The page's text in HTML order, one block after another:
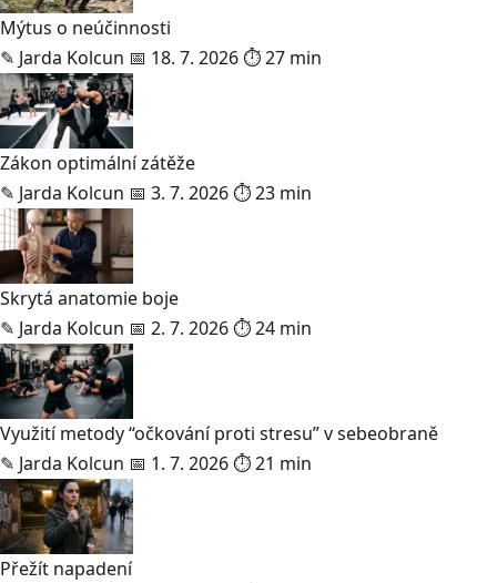
Mýtus o neúčinnosti
✎ Jarda Kolcun 📅 18. 7. 2026⏱ 27 min
Zákon optimální zátěže
✎ Jarda Kolcun 📅 3. 7. 2026⏱ 23 min
Skrytá anatomie boje
✎ Jarda Kolcun 📅 2. 7. 2026⏱ 24 min
Využití metody “očkování proti stresu” v sebeobraně
✎ Jarda Kolcun 📅 1. 7. 2026⏱ 21 min
Přežít napadení